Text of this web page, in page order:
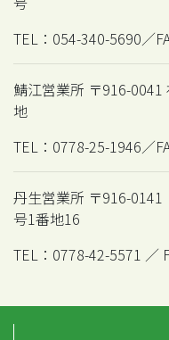
TEL：054-340-5690／
鯖江営業所 〒916-
地
TEL：0778-25-1946／
丹生営業所 〒916-
号1番地16
TEL：0778-42-5571 ／